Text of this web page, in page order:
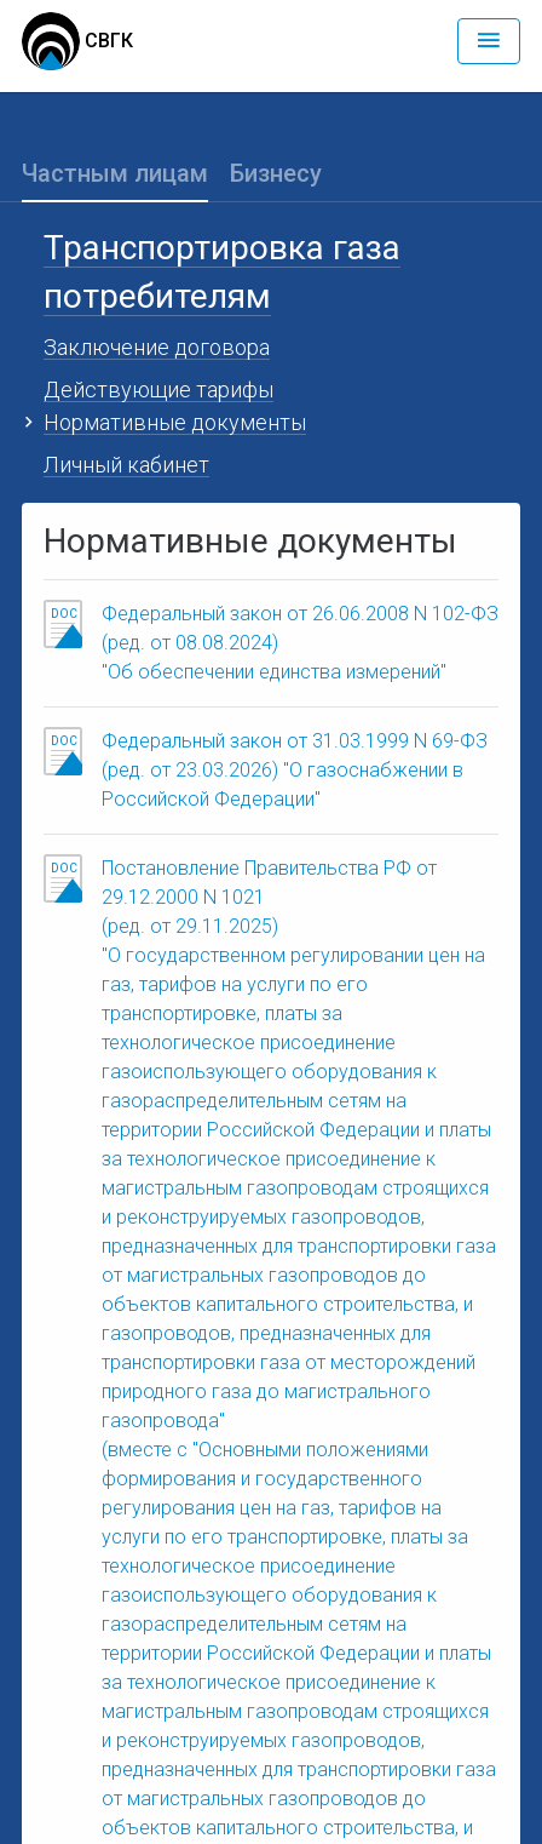
СВГК
Частным лицам Бизнесу
Транспортировка газа
потребителям
Заключение договора
Действующие тарифы
Нормативные документы
Личный кабинет
Нормативные документы
Федеральный закон от 26.06.2008 N 102-ФЗ
(ред. от 08.08.2024)
"Об обеспечении единства измерений"
Федеральный закон от 31.03.1999 N 69-ФЗ
(ред. от 23.03.2026) "О газоснабжении в
Российской Федерации"
Постановление Правительства РФ от
29.12.2000 N 1021
(ред. от 29.11.2025)
"О государственном регулировании цен на
газ, тарифов на услуги по его
транспортировке, платы за
технологическое присоединение
газоиспользующего оборудования к
газораспределительным сетям на
территории Российской Федерации и платы
за технологическое присоединение к
магистральным газопроводам строящихся
и реконструируемых газопроводов,
предназначенных для транспортировки газа
от магистральных газопроводов до
объектов капитального строительства, и
газопроводов, предназначенных для
транспортировки газа от месторождений
природного газа до магистрального
газопровода"
(вместе с "Основными положениями
формирования и государственного
регулирования цен на газ, тарифов на
услуги по его транспортировке, платы за
технологическое присоединение
газоиспользующего оборудования к
газораспределительным сетям на
территории Российской Федерации и платы
за технологическое присоединение к
магистральным газопроводам строящихся
и реконструируемых газопроводов,
предназначенных для транспортировки газа
от магистральных газопроводов до
объектов капитального строительства, и